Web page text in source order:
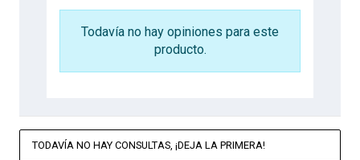
Todavía no hay opiniones para este
producto.
TODAVÍA NO HAY CONSULTAS, ¡DEJA LA PRIMERA!